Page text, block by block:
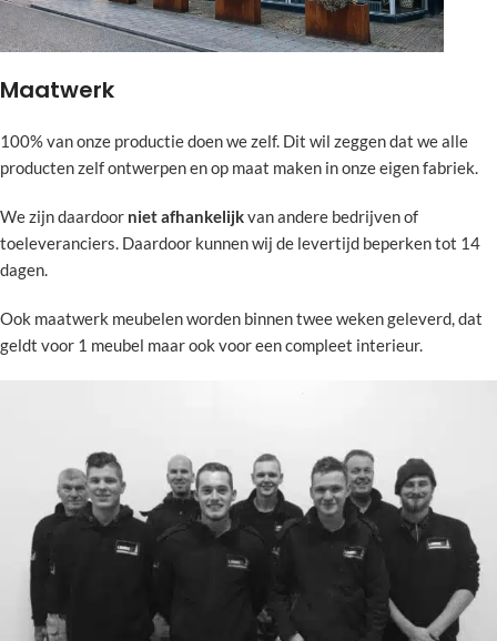
Maatwerk
100% van onze productie doen we zelf. Dit wil zeggen dat we alle
producten zelf ontwerpen en op maat maken in onze eigen fabriek.
We zijn daardoor niet afhankelijkvan andere bedrijven of
toeleveranciers. Daardoor kunnen wij de levertijd beperken tot 14
dagen.
Ook maatwerk meubelen worden binnen twee weken geleverd, dat
geldt voor 1 meubel maar ook voor een compleet interieur.